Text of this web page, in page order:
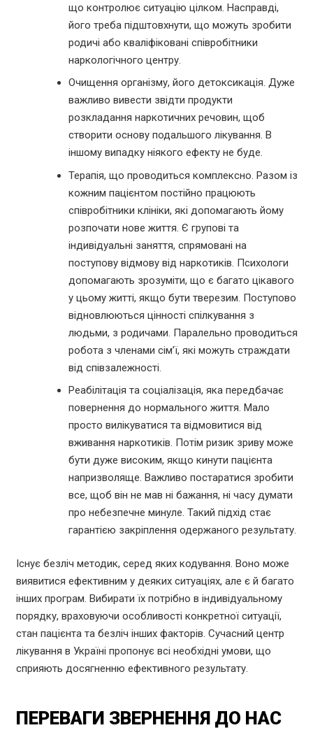
що контролює ситуацію цілком. Насправді,
його треба підштовхнути, що можуть зробити
родичі або кваліфіковані співробітники
наркологічного центру.
Очищення організму, його детоксикація. Дуже
важливо вивести звідти продукти
розкладання наркотичних речовин, щоб
створити основу подальшого лікування. В
іншому випадку ніякого ефекту не буде.
Терапія, що проводиться комплексно. Разом із
кожним пацієнтом постійно працюють
співробітники клініки, які допомагають йому
розпочати нове життя. Є групові та
індивідуальні заняття, спрямовані на
поступову відмову від наркотиків. Психологи
допомагають зрозуміти, що є багато цікавого
у цьому житті, якщо бути тверезим. Поступово
відновлюються цінності спілкування з
людьми, з родичами. Паралельно проводиться
робота з членами сім’ї, які можуть страждати
від співзалежності.
Реабілітація та соціалізація, яка передбачає
повернення до нормального життя. Мало
просто вилікуватися та відмовитися від
вживання наркотиків. Потім ризик зриву може
бути дуже високим, якщо кинути пацієнта
напризволяще. Важливо постаратися зробити
все, щоб він не мав ні бажання, ні часу думати
про небезпечне минуле. Такий підхід стає
гарантією закріплення одержаного результату.
Існує безліч методик, серед яких кодування. Воно може
виявитися ефективним у деяких ситуаціях, але є й багато
інших програм. Вибирати їх потрібно в індивідуальному
порядку, враховуючи особливості конкретної ситуації,
стан пацієнта та безліч інших факторів. Сучасний центр
лікування в Україні пропонує всі необхідні умови, що
сприяють досягненню ефективного результату.
ПЕРЕВАГИ ЗВЕРНЕННЯ ДО НАС